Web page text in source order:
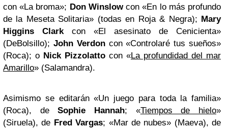
con «La broma»; Don Winslowcon «En lo más profundo
de la Meseta Solitaria» (todas en Roja & Negra); Mary
Higgins Clarkcon «El asesinato de Cenicienta»
(DeBolsillo); John Verdoncon «Controlaré tus sueños»
(Roca); o Nick Pizzolatto con «La profundidad del mar
Amarillo» (Salamandra).
Asimismo se editarán «Un juego para toda la familia»
(Roca), deSophie Hannah; «Tiempos de hielo»
(Siruela), de Fred Vargas; «Mar de nubes» (Maeva), de